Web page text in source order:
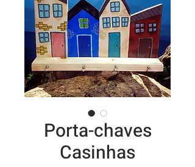
Porta-chaves
Casinhas